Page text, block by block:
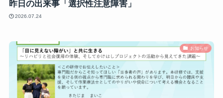
昨日の出来事「選択性注意障害」
2026.07.24
お知らせ